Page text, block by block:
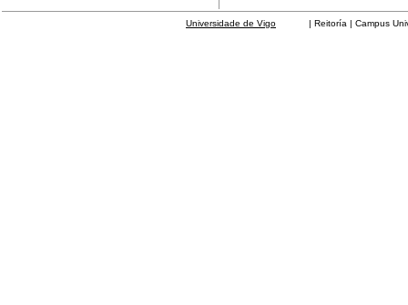
Universidade de Vigo | Reitoría | Campus